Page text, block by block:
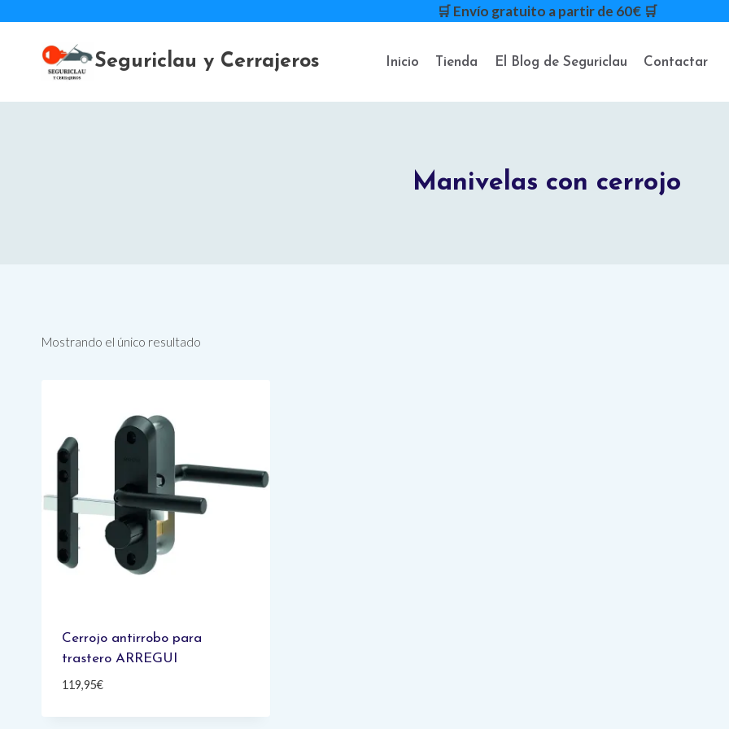
contenido
🛒 Envío gratuito a partir de 60€ 🛒
Seguriclau y Cerrajeros Inicio Tienda El Blog de Seguriclau Contactar
Manivelas con cerrojo
Mostrando el único resultado
Cerrojo antirrobo para
trastero ARREGUI
119,95€